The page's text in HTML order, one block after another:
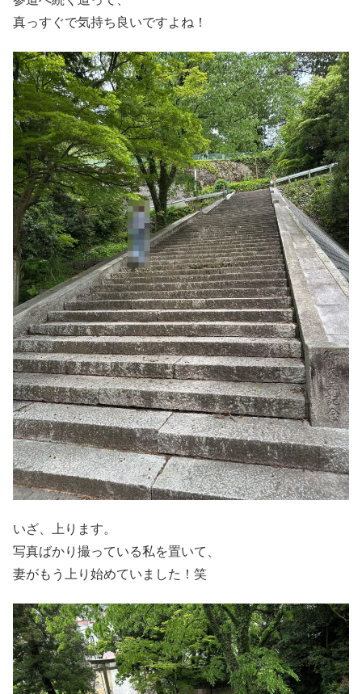
真っすぐで気持ち良いですよね！
いざ、上ります。
写真ばかり撮っている私を置いて、
妻がもう上り始めていました！笑